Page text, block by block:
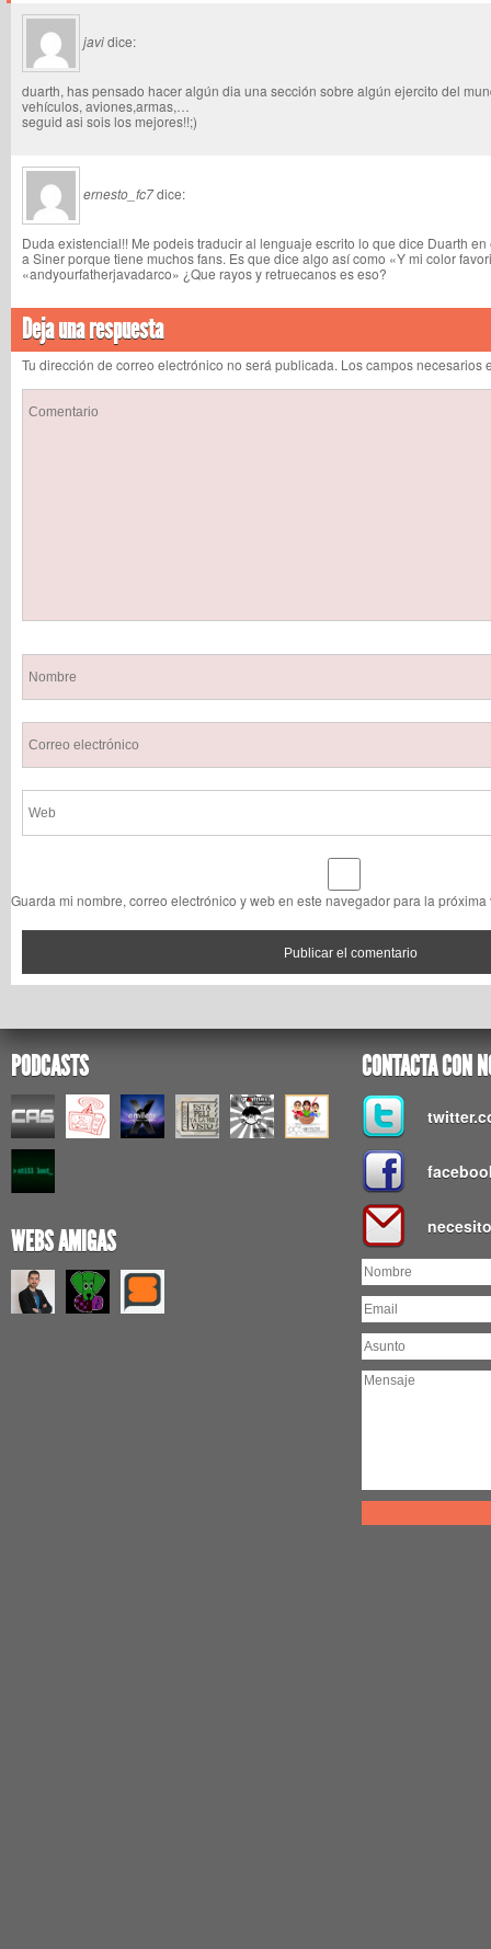
javidice:
duarth, has pensado hacer algún dia una sección sobre algún ejercito del
vehículos, aviones,armas,…
seguid asi sois los mejores!!;)
ernesto_fc7dice:
Duda existencial!! Me podeis traducir al lenguaje escrito lo que dice Duarth
a Siner porque tiene muchos fans. Es que dice algo así como «Y mi color
«andyourfatherjavadarco» ¿Que rayos y retruecanos es eso?
Deja una respuesta
Tu dirección de correo electrónico no será publicada. Los campos necesarios
Guarda mi nombre, correo electrónico y web en este navegador para la
PODCASTS
WEBS AMIGAS
CONTACTA CON